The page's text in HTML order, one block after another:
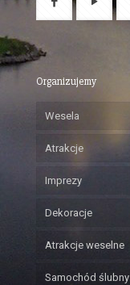
Organizujemy
Wesela
Atrakcje
Imprezy
Dekoracje
Atrakcje weselne
Samochód ślubny